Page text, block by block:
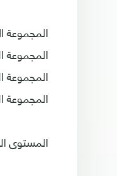
المجموعة
المجموعة
المجموعة
المجموعة
المستوى